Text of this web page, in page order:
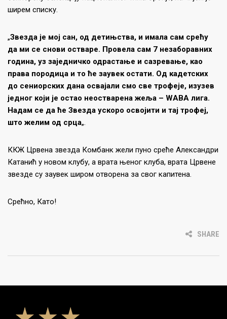
ширем списку.
„Звезда је мој сан, од детињства, и имала сам срећу
да ми ce снови остваре. Провела сам 7 незаборавних
година, уз заједничко одрастање и сазревање, као
права породица и то ће заувек остати. Од кадетских
до сениорских дана освајали смо све трофеје, изузев
једног који је остао неостварена жеља – WABA лига.
Надам се да ће Звезда ускоро освојити и тај трофеј,
што желим од срца„.
ККЖ Црвена звезда Комбанк жели пуно среће Александри
Катанић у новом клубу, а врата њеног клуба, врата Црвене
звезде су заувек широм отворена за свог капитена.
Срећно, Като!
SHARE